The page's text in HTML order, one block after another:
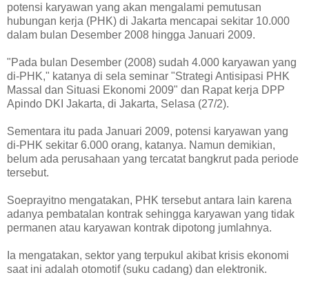
potensi karyawan yang akan mengalami pemutusan
hubungan kerja (PHK) di Jakarta mencapai sekitar 10.000
dalam bulan Desember 2008 hingga Januari 2009.
"Pada bulan Desember (2008) sudah 4.000 karyawan yang
di-PHK," katanya di sela seminar "Strategi Antisipasi PHK
Massal dan Situasi Ekonomi 2009" dan Rapat kerja DPP
Apindo DKI Jakarta, di Jakarta, Selasa (27/2).
Sementara itu pada Januari 2009, potensi karyawan yang
di-PHK sekitar 6.000 orang, katanya. Namun demikian,
belum ada perusahaan yang tercatat bangkrut pada periode
tersebut.
Soeprayitno mengatakan, PHK tersebut antara lain karena
adanya pembatalan kontrak sehingga karyawan yang tidak
permanen atau karyawan kontrak dipotong jumlahnya.
Ia mengatakan, sektor yang terpukul akibat krisis ekonomi
saat ini adalah otomotif (suku cadang) dan elektronik.